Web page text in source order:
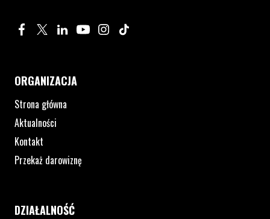
Profil na Facebook. Strona otwiera się w nowym oknie.
Profil na Twitter. Strona otwiera się w nowym oknie.
Profil na LinkedIn. Strona otwiera się w nowym oknie.
Profil na YouTube. Strona otwiera się w nowym
Profil na Instagram. Strona otwiera się
ORGANIZACJA
Strona główna
Aktualności
Kontakt
Przekaż darowiznę
DZIAŁALNOŚĆ